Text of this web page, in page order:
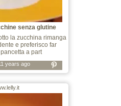
senza glutine
la zucchina rimanga
e preferisco far
a part
years ago